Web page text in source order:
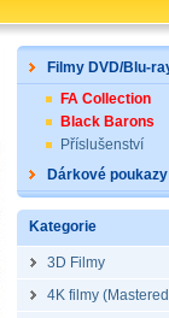
Filmy DVD/Blu-
FA Collection
Black Barons
Příslušenství
Dárkové poukazy
Kategorie
3D Filmy
4K filmy